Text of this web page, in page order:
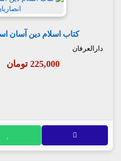
کتاب اسلام دین آسان
دارالعرفان
225,000 تومان